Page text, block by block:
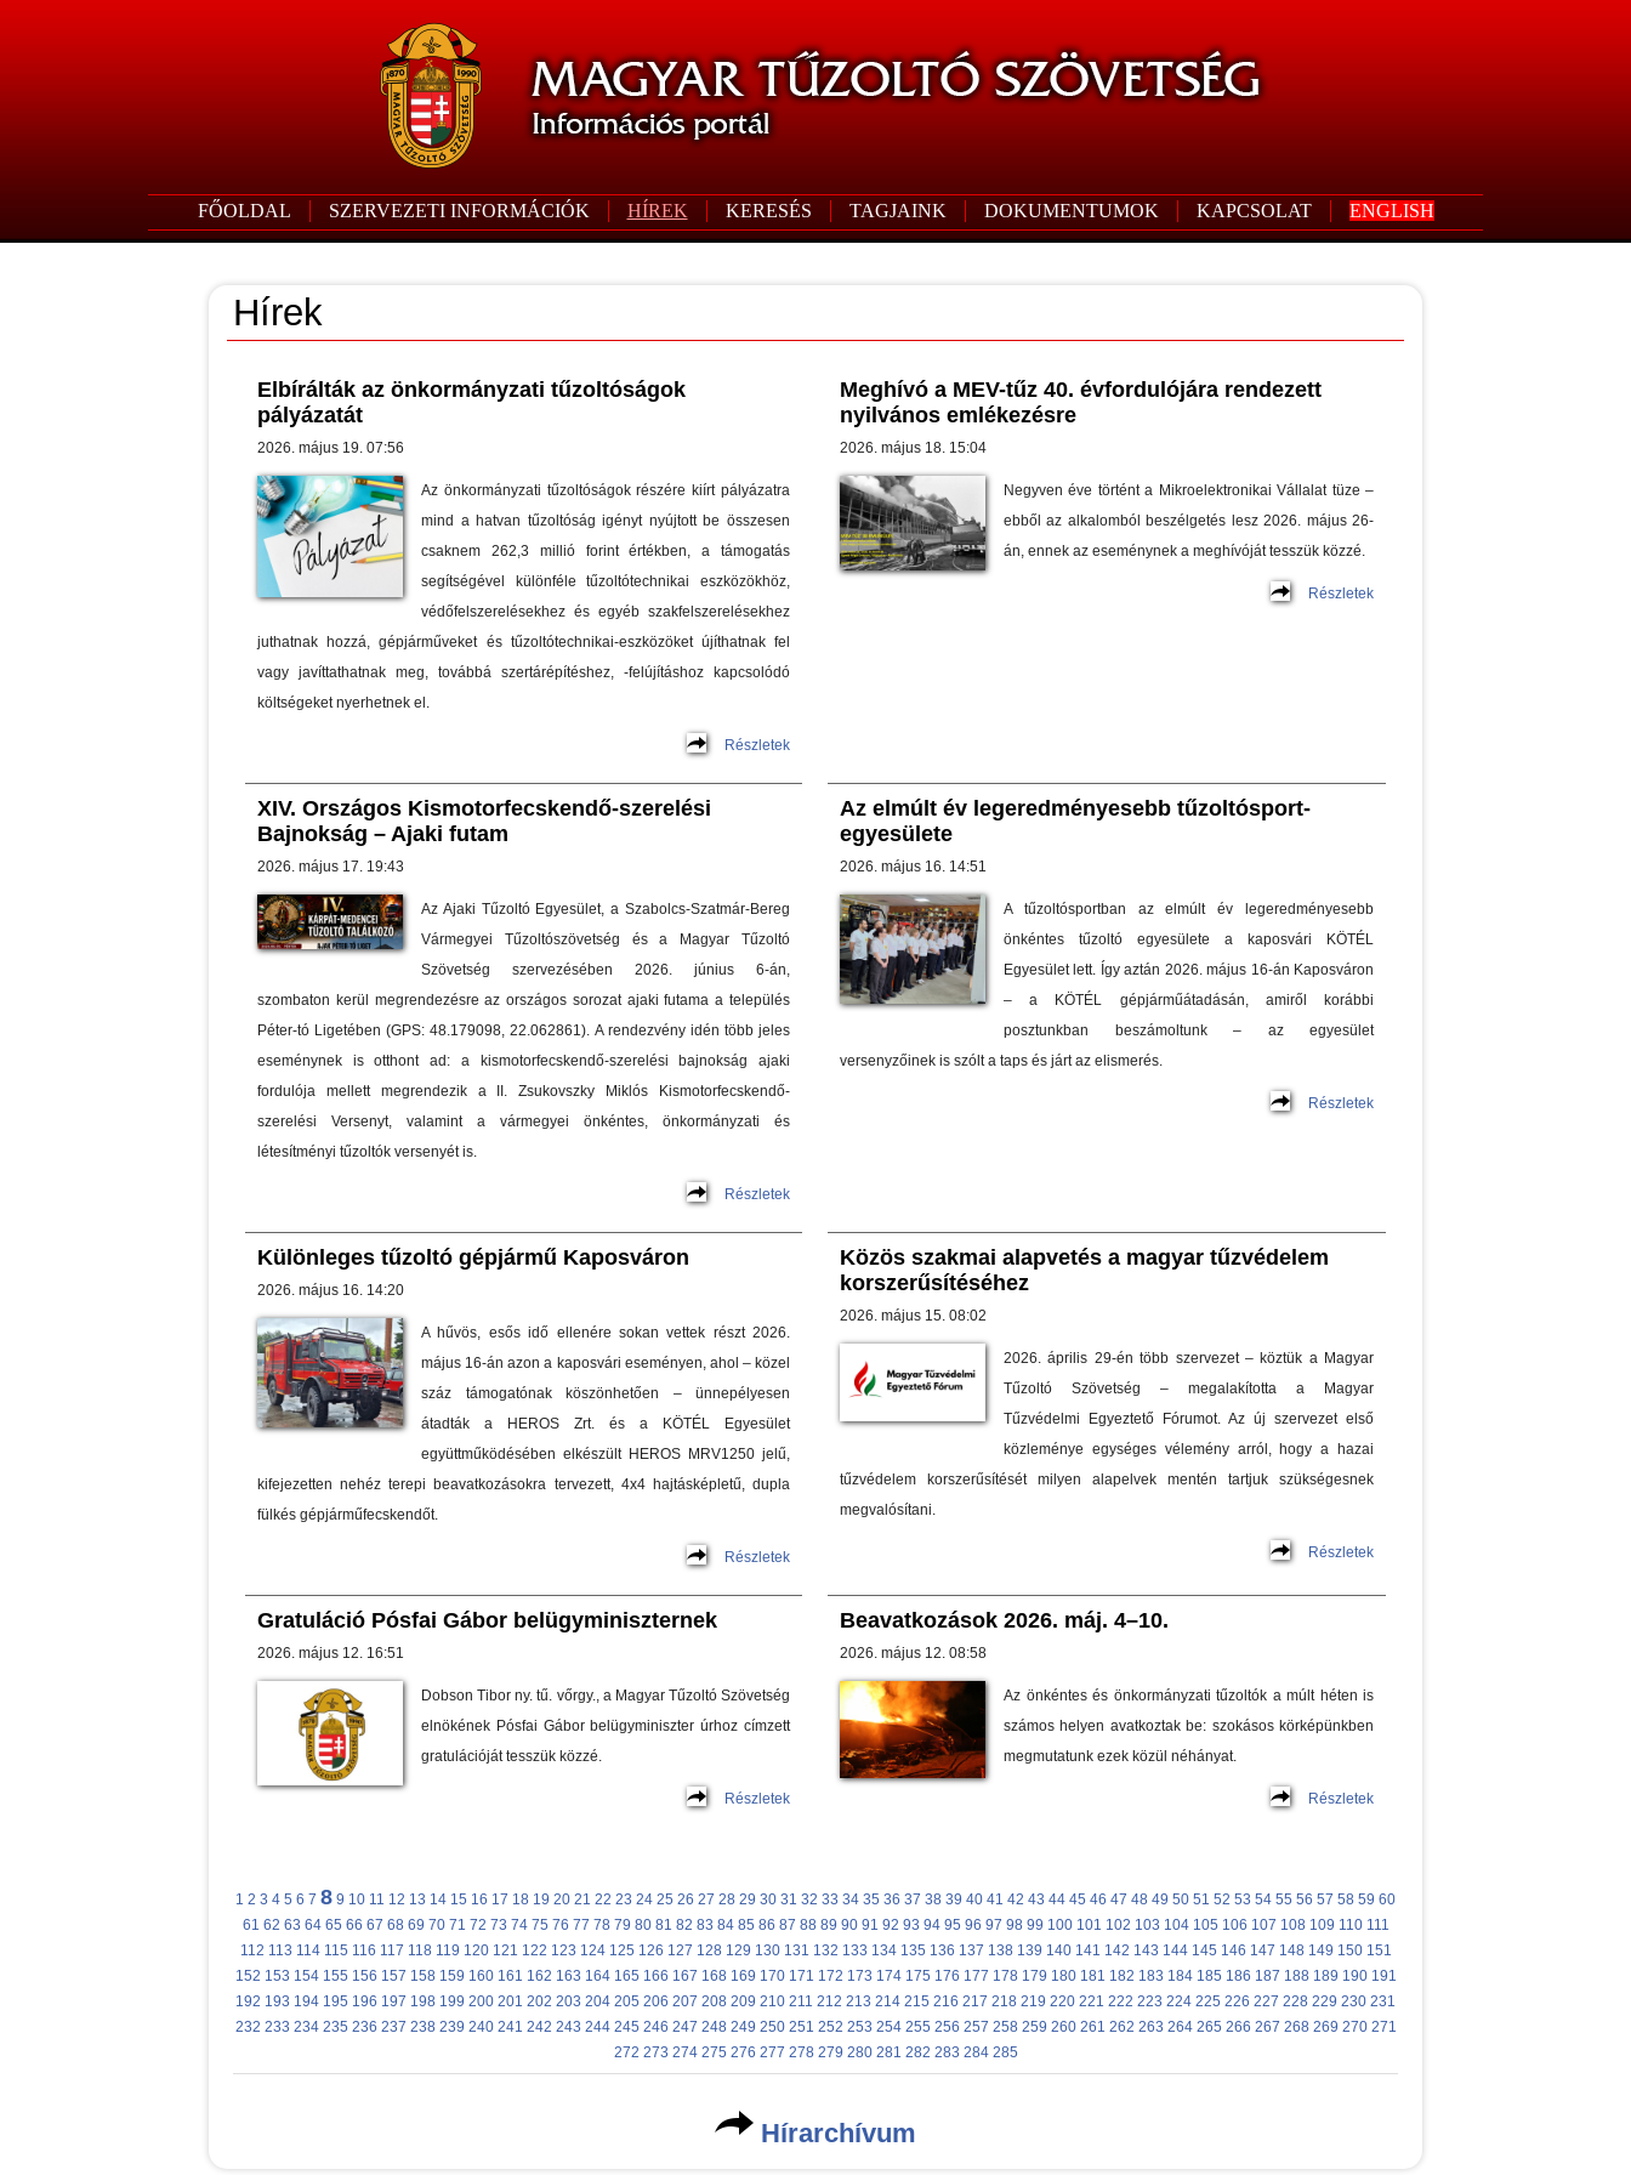
FŐOLDAL SZERVEZETI INFORMÁCIÓK HÍREK KERESÉS TAGJAINK DOKUMENTUMOK KAPCSOLAT ENGLISH
Hírek
Elbírálták az önkormányzati tűzoltóságok
pályázatát
2026. május 19. 07:56
Az önkormányzati tűzoltóságok részére kiírt pályázatra
mind a hatvan tűzoltóság igényt nyújtott be összesen
csaknem 262,3 millió forint értékben, a támogatás
segítségével különféle tűzoltótechnikai eszközökhöz,
védőfelszerelésekhez és egyéb szakfelszerelésekhez
juthatnak hozzá, gépjárműveket és tűzoltótechnikai-eszközöket újíthatnak fel
vagy javíttathatnak meg, továbbá szertárépítéshez, -felújításhoz kapcsolódó
költségeket nyerhetnek el.
Részletek
Meghívó a MEV-tűz 40. évfordulójára rendezett
nyilvános emlékezésre
2026. május 18. 15:04
Negyven éve történt a Mikroelektronikai Vállalat tüze –
ebből az alkalomból beszélgetés lesz 2026. május 26-
án, ennek az eseménynek a meghívóját tesszük közzé.
Részletek
XIV. Országos Kismotorfecskendő-szerelési
Bajnokság – Ajaki futam
2026. május 17. 19:43
Az Ajaki Tűzoltó Egyesület, a Szabolcs-Szatmár-Bereg
Vármegyei Tűzoltószövetség és a Magyar Tűzoltó
Szövetség szervezésében 2026. június 6-án,
szombaton kerül megrendezésre az országos sorozat ajaki futama a település
Péter-tó Ligetében (GPS: 48.179098, 22.062861). A rendezvény idén több jeles
eseménynek is otthont ad: a kismotorfecskendő-szerelési bajnokság ajaki
fordulója mellett megrendezik a II. Zsukovszky Miklós Kismotorfecskendő-
szerelési Versenyt, valamint a vármegyei önkéntes, önkormányzati és
létesítményi tűzoltók versenyét is.
Részletek
Az elmúlt év legeredményesebb tűzoltósport-
egyesülete
2026. május 16. 14:51
A tűzoltósportban az elmúlt év legeredményesebb
önkéntes tűzoltó egyesülete a kaposvári KÖTÉL
Egyesület lett. Így aztán 2026. május 16-án Kaposváron
– a KÖTÉL gépjárműátadásán, amiről korábbi
posztunkban beszámoltunk – az egyesület
versenyzőinek is szólt a taps és járt az elismerés.
Részletek
Különleges tűzoltó gépjármű Kaposváron
2026. május 16. 14:20
A hűvös, esős idő ellenére sokan vettek részt 2026.
május 16-án azon a kaposvári eseményen, ahol – közel
száz támogatónak köszönhetően – ünnepélyesen
átadták a HEROS Zrt. és a KÖTÉL Egyesület
együttműködésében elkészült HEROS MRV1250 jelű,
kifejezetten nehéz terepi beavatkozásokra tervezett, 4x4 hajtásképletű, dupla
fülkés gépjárműfecskendőt.
Részletek
Közös szakmai alapvetés a magyar tűzvédelem
korszerűsítéséhez
2026. május 15. 08:02
2026. április 29-én több szervezet – köztük a Magyar
Tűzoltó Szövetség – megalakította a Magyar
Tűzvédelmi Egyeztető Fórumot. Az új szervezet első
közleménye egységes vélemény arról, hogy a hazai
tűzvédelem korszerűsítését milyen alapelvek mentén tartjuk szükségesnek
megvalósítani.
Részletek
Gratuláció Pósfai Gábor belügyminiszternek
2026. május 12. 16:51
Dobson Tibor ny. tű. vőrgy., a Magyar Tűzoltó Szövetség
elnökének Pósfai Gábor belügyminiszter úrhoz címzett
gratulációját tesszük közzé.
Részletek
Beavatkozások 2026. máj. 4–10.
2026. május 12. 08:58
Az önkéntes és önkormányzati tűzoltók a múlt héten is
számos helyen avatkoztak be: szokásos körképünkben
megmutatunk ezek közül néhányat.
Részletek
1 2 3 4 5 6 7 8 9 10 11 12 13 14 15 16 17 18 19 20 21 22 23 24 25 26 27 28 29 30 31 32 33 34 35 36 37 38 39 40 41 42 43 44 45 46 47 48 49 50 51 52 53 54 55 56 57 58 59 60
61 62 63 64 65 66 67 68 69 70 71 72 73 74 75 76 77 78 79 80 81 82 83 84 85 86 87 88 89 90 91 92 93 94 95 96 97 98 99 100 101 102 103 104 105 106 107 108 109 110 111
112 113 114 115 116 117 118 119 120 121 122 123 124 125 126 127 128 129 130 131 132 133 134 135 136 137 138 139 140 141 142 143 144 145 146 147 148 149 150 151
152 153 154 155 156 157 158 159 160 161 162 163 164 165 166 167 168 169 170 171 172 173 174 175 176 177 178 179 180 181 182 183 184 185 186 187 188 189 190 191
192 193 194 195 196 197 198 199 200 201 202 203 204 205 206 207 208 209 210 211 212 213 214 215 216 217 218 219 220 221 222 223 224 225 226 227 228 229 230 231
232 233 234 235 236 237 238 239 240 241 242 243 244 245 246 247 248 249 250 251 252 253 254 255 256 257 258 259 260 261 262 263 264 265 266 267 268 269 270 271
272 273 274 275 276 277 278 279 280 281 282 283 284 285
Hírarchívum